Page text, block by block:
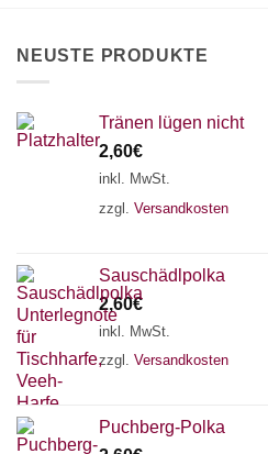
gewählt
werden
NEUSTE PRODUKTE
Tränen lügen nicht
2,60€
inkl. MwSt.
zzgl. Versandkosten
Sauschädlpolka
2,60€
inkl. MwSt.
zzgl. Versandkosten
Puchberg-Polka
Chat Support
18 SAITEN 21 SAITEN